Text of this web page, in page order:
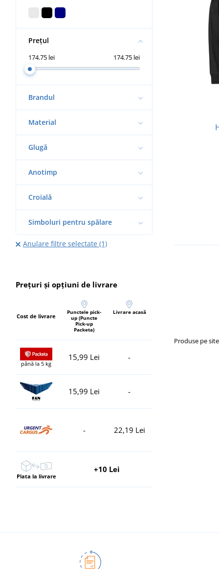
Prețul
174.75 lei 174.75 lei
Brandul
Material
Glugă
Anotimp
Croială
Simboluri pentru spălare
Anulare filtre selectate (1)
Prețuri și opțiuni de livrare
Cost de livrare
Punctele pick-
up (Puncte
Pick-up
Packeta)
Livrare acasă
până la 5 kg
15,99 Lei -
15,99 Lei -
- 22,19 Lei
Plata la livrare
+10 Lei
Produse pe site